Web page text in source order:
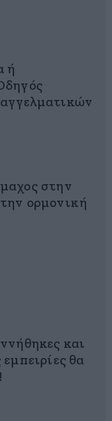
ή
στην
ορμονική
και
θα